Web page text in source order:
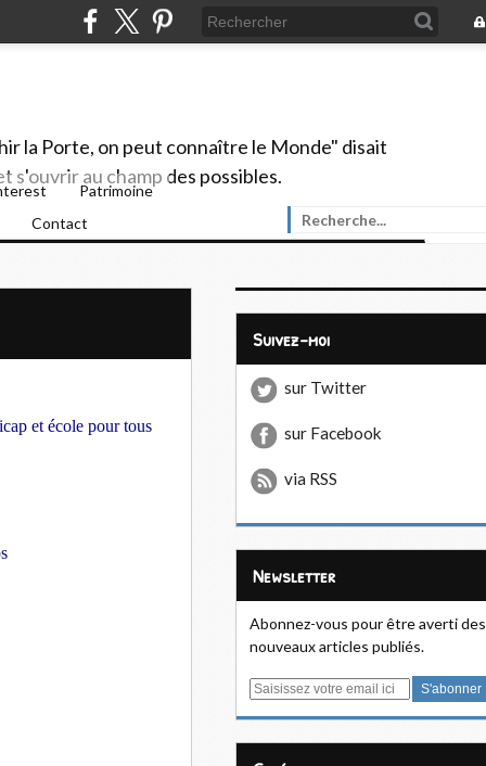
la Porte, on peut connaître le Monde" disait
s'ouvrir au champ des possibles.
Patrimoine
Contact
et école pour tous
Suivez-moi
sur Twitter
sur Facebook
via RSS
Newsletter
Abonnez-vous pour être averti des
nouveaux articles publiés.
E